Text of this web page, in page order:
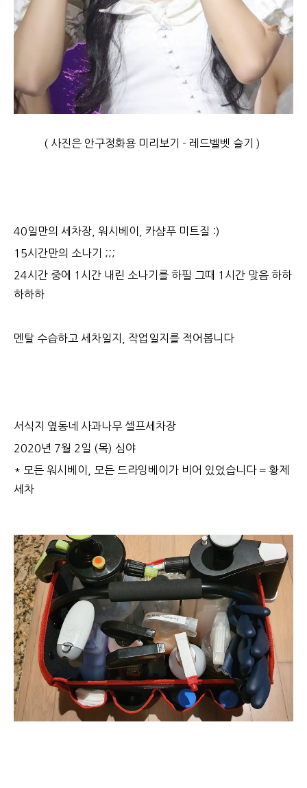
( 사진은 안구정화용 미리보기 - 레드벨벳 슬기 )
40일만의 세차장, 워시베이, 카샴푸 미트질 :)
15시간만의 소나기 ;;;
24시간 중에 1시간 내린 소나기를 하필 그때 1시간 맞음 하하
하하하
멘탈 수습하고 세차일지, 작업일지를 적어봅니다
서식지 옆동네 사과나무 셀프세차장
2020년 7월 2일 (목) 심야
* 모든 워시베이, 모든 드라잉베이가 비어 있었습니다 = 황제
세차